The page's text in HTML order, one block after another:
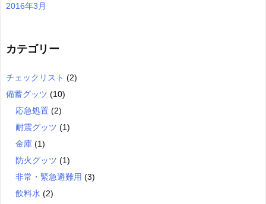
2016年3月
カテゴリー
チェックリスト (2)
備蓄グッツ (10)
応急処置 (2)
耐震グッツ (1)
金庫 (1)
防火グッツ (1)
非常・緊急避難用 (3)
飲料水 (2)